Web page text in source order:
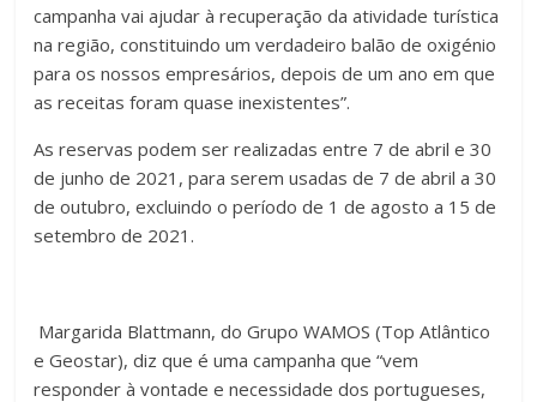
campanha vai ajudar à recuperação da atividade turística
na região, constituindo um verdadeiro balão de oxigénio
para os nossos empresários, depois de um ano em que
as receitas foram quase inexistentes”.
As reservas podem ser realizadas entre 7 de abril e 30
de junho de 2021, para serem usadas de 7 de abril a 30
de outubro, excluindo o período de 1 de agosto a 15 de
setembro de 2021.
Margarida Blattmann, do Grupo WAMOS (Top Atlântico
e Geostar), diz que é uma campanha que “vem
responder à vontade e necessidade dos portugueses,